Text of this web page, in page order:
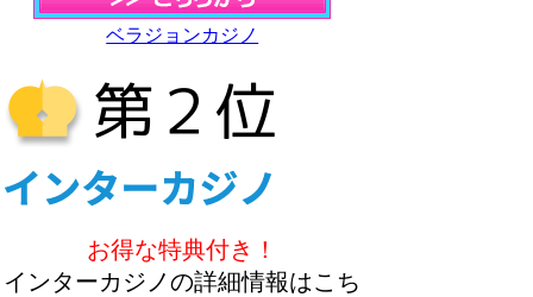
ベラジョンカジノ
お得な特典付き！
インターカジノの詳細情報はこち